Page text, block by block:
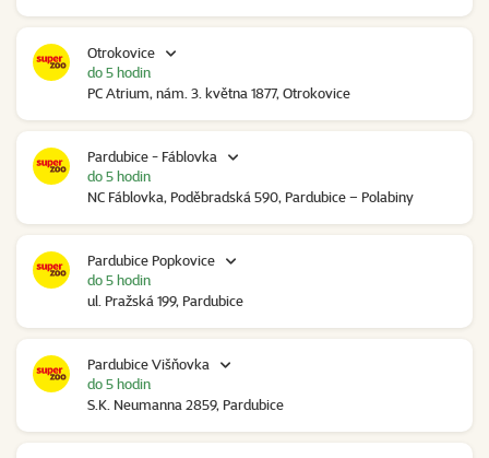
Otrokovice
PC Atrium, nám. 3. května 1877, Otrokovice
do 5 hodin
Pardubice - Fáblovka
NC Fáblovka, Poděbradská 590, Pardubice – Polabiny
do 5 hodin
Pardubice Popkovice
ul. Pražská 199, Pardubice
do 5 hodin
Pardubice Višňovka
S.K. Neumanna 2859, Pardubice
do 5 hodin